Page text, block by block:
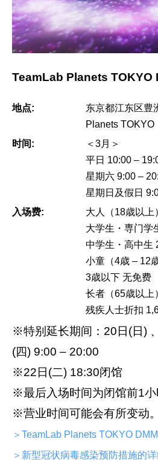
TeamLab Planets TOKYO
地点:
东京都江东区豊
Planets TOKYO
时间:
＜3月＞
平日 10:00 –
星期六 9:00 –
星期日及假日
入场费:
大人（18歳以上
大学生・専门学
中学生・高中生
小童（4歳 – 12
3歳以下 无免费
长者（65歳以上
残疾人士折扣
※特别延长期间：20日(日)
(四) 9:00 – 20:00
※22日(二) 18:30闭馆
※最后入场时间为闭馆前1
※营业时间可能会有所变动
＞TeamLab Planets TOKYO
＞新型冠状病毒感染预防措施的